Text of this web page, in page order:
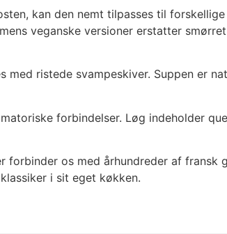
kan den nemt tilpasses til
veganske versioner erstatter
ristede svampeskiver. Suppen er
forbindelser. Løg indeholder
forbinder os med århundreder af fransk
i sit eget køkken.